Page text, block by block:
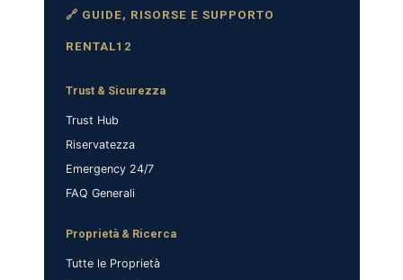
🔗 GUIDE, RISORSE E SUPPORTO
RENTAL12
Trust & Sicurezza
Trust Hub
Riservatezza
Emergency 24/7
FAQ Generali
Proprietà & Ricerca
Tutte le Proprietà